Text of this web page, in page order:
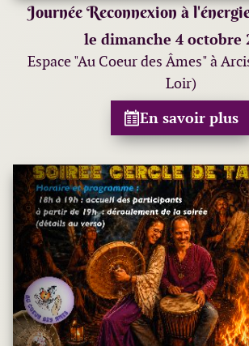
Journée Reconnexion à
le dimanche 4 octobre
Espace "Au Coeur des Âmes" à
Loir)
En savoir plus